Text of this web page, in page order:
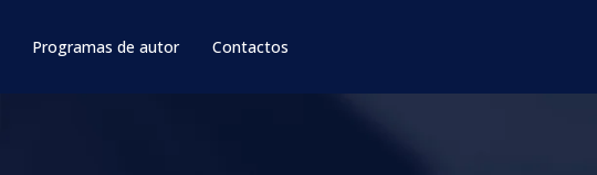
Programas de autor Contactos